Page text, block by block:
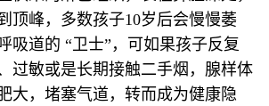
顶峰，多数孩子10岁后会慢慢萎
吸道的 “卫士”，可如果孩子反复
过敏或是长期接触二手烟，腺样体
大，堵塞气道，转而成为健康隐